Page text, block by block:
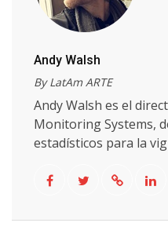
Andy Walsh
By LatAm ARTE
Andy Walsh es el
Monitoring Systems,
estadísticos para la